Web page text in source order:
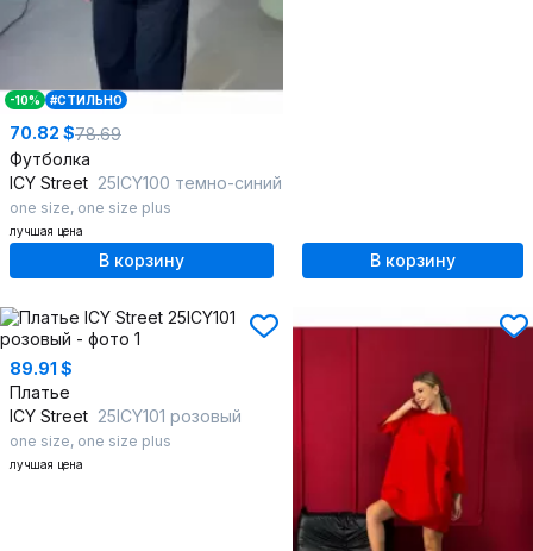
-10% #СТИЛЬНО
70.82 $78.69
Футболка
ICY Street 25ICY100 темно-синий
one size, one size plus
лучшая цена
В корзину В корзину
89.91 $
Платье
ICY Street 25ICY101 розовый
one size, one size plus
лучшая цена